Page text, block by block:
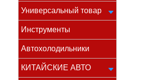
Универсальный товар
Инструменты
Автохолодильники
КИТАЙСКИЕ АВТО